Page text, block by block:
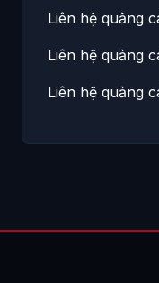
Liên hệ quảng
Liên hệ quảng
Liên hệ quảng